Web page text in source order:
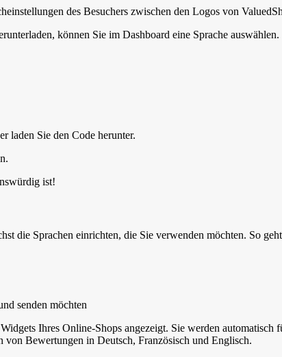
des Besuchers zwischen den Logos von
können Sie im Dashboard eine Sprache
laden Sie den Code herunter.
ist!
die Sprachen einrichten, die Sie verwenden möchten. So
senden möchten
Ihres Online-Shops angezeigt. Sie werden
von Bewertungen in Deutsch, Französisch und Englisch.